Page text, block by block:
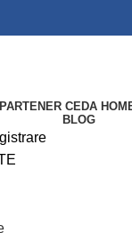
PARTENER CEDA
BLOG